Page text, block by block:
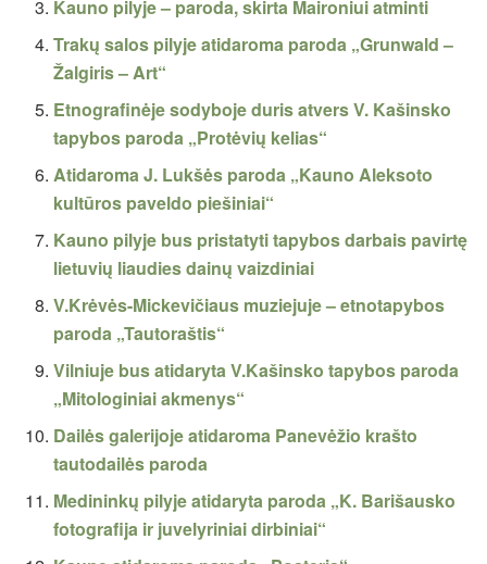
Kauno pilyje – paroda, skirta Maironiui atminti
Trakų salos pilyje atidaroma paroda „Grunwald –
Žalgiris – Art“
Etnografinėje sodyboje duris atvers V. Kašinsko
tapybos paroda „Protėvių kelias“
Atidaroma J. Lukšės paroda „Kauno Aleksoto
kultūros paveldo piešiniai“
Kauno pilyje bus pristatyti tapybos darbais pavirtę
lietuvių liaudies dainų vaizdiniai
V.Krėvės-Mickevičiaus muziejuje – etnotapybos
paroda „Tautoraštis“
Vilniuje bus atidaryta V.Kašinsko tapybos paroda
„Mitologiniai akmenys“
Dailės galerijoje atidaroma Panevėžio krašto
tautodailės paroda
Medininkų pilyje atidaryta paroda „K. Barišausko
fotografija ir juvelyriniai dirbiniai“